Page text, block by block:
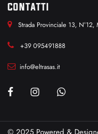
CONTATTI
Strada Provinciale 13,
+39 095491888
info@eltrasas.it